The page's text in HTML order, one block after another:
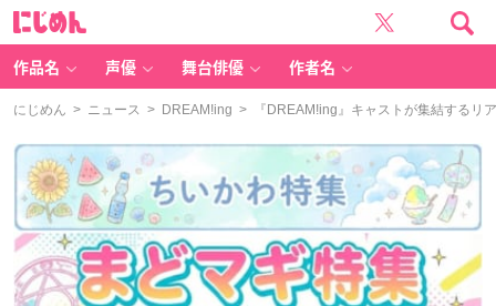
作品名 声優 舞台俳優 作者名
にじめん > ニュース > DREAM!ing > 『DREAM!ing』キャストが集結するリ